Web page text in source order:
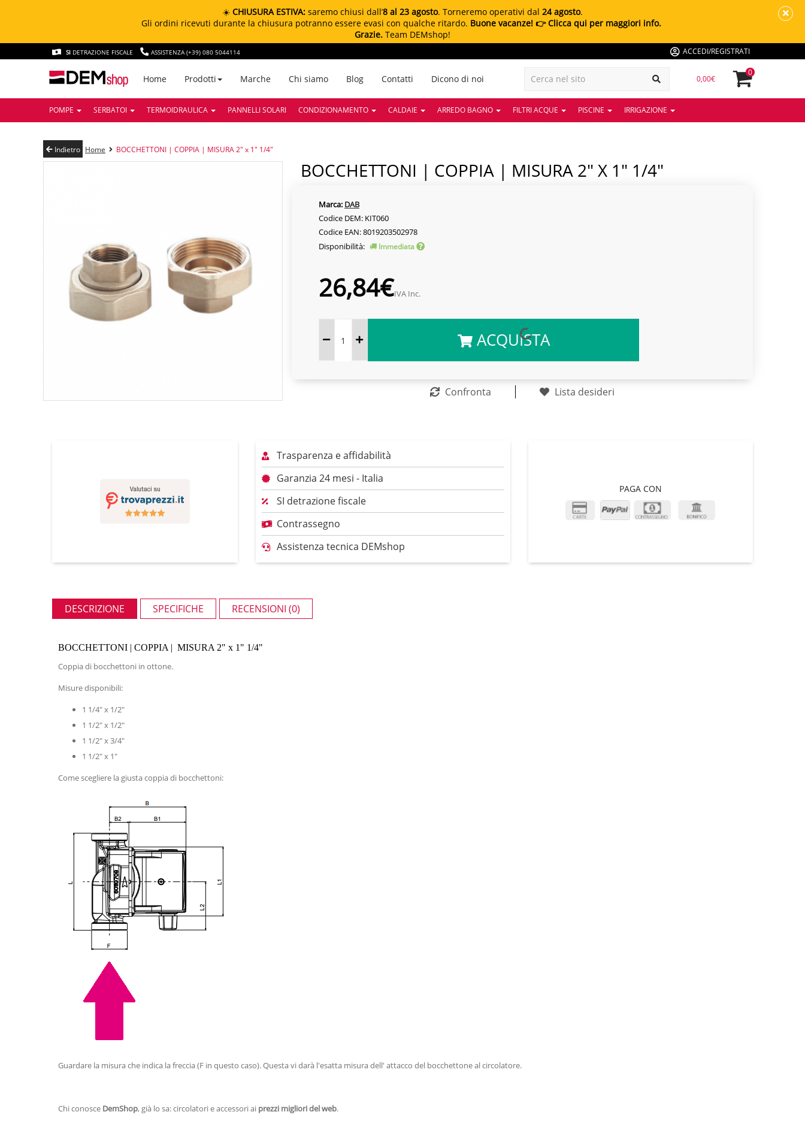
☀️ CHIUSURA ESTIVA: saremo chiusi dall’8 al 23 agosto. Torneremo operativi dal 24 agosto.
Gli ordini ricevuti durante la chiusura potranno essere evasi con qualche ritardo. Buone vacanze! 👉 Clicca qui per maggiori info.
Grazie. Team DEMshop!
SI DETRAZIONE FISCALE ASSISTENZA (+39) 080 5044114 ACCEDI/REGISTRATI
Home Prodotti Marche Chi siamo Blog Contatti Dicono di noi 0,00€
0
POMPE SERBATOI TERMOIDRAULICA PANNELLI SOLARI CONDIZIONAMENTO CALDAIE ARREDO BAGNO FILTRI ACQUE PISCINE IRRIGAZIONE
Indietro Home BOCCHETTONI | COPPIA | MISURA 2" x 1" 1/4"
BOCCHETTONI | COPPIA | MISURA 2" X 1" 1/4"
Marca: DAB
Codice DEM: KIT060
Codice EAN: 8019203502978
Disponibilità:
Immediata
26,84€IVA Inc.
ACQUISTA
Confronta Lista desideri
Trasparenza e affidabilità
Garanzia 24 mesi - Italia
SI detrazione fiscale
Contrassegno
Assistenza tecnica DEMshop
PAGA CON
DESCRIZIONE SPECIFICHE RECENSIONI (0)
BOCCHETTONI | COPPIA | MISURA 2" x 1" 1/4"
Coppia di bocchettoni in ottone.
Misure disponibili:
1 1/4" x 1/2"
1 1/2" x 1/2"
1 1/2" x 3/4"
1 1/2" x 1"
Come scegliere la giusta coppia di bocchettoni:
Guardare la misura che indica la freccia (F in questo caso). Questa vi darà l'esatta misura dell' attacco del bocchettone al circolatore.
Chi conosce DemShop, già lo sa: circolatori e accessori ai prezzi migliori del web.